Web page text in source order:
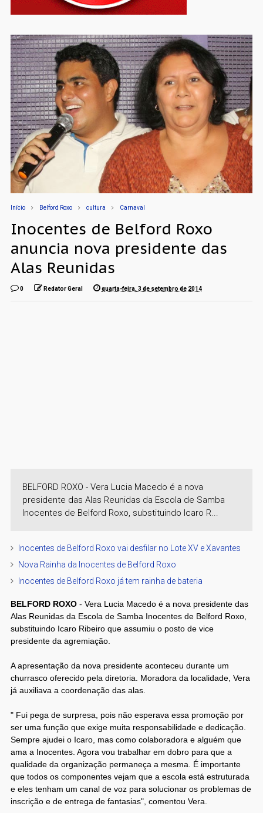
Início Belford Roxo cultura Carnaval
Inocentes de Belford Roxo
anuncia nova presidente das
Alas Reunidas
0 Redator Geral quarta-feira, 3 de setembro de 2014
BELFORD ROXO - Vera Lucia Macedo é a nova
presidente das Alas Reunidas da Escola de Samba
Inocentes de Belford Roxo, substituindo Icaro R...
Inocentes de Belford Roxo vai desfilar no Lote XV e Xavantes
Nova Rainha da Inocentes de Belford Roxo
Inocentes de Belford Roxo já tem rainha de bateria
BELFORD ROXO- Vera Lucia Macedo é a nova presidente das
Alas Reunidas da Escola de Samba Inocentes de Belford Roxo,
substituindo Icaro Ribeiro que assumiu o posto de vice
presidente da agremiação.
A apresentação da nova presidente aconteceu durante um
churrasco oferecido pela diretoria. Moradora da localidade, Vera
já auxiliava a coordenação das alas.
" Fui pega de surpresa, pois não esperava essa promoção por
ser uma função que exige muita responsabilidade e dedicação.
Sempre ajudei o Icaro, mas como colaboradora e alguém que
ama a Inocentes. Agora vou trabalhar em dobro para que a
qualidade da organização permaneça a mesma. É importante
que todos os componentes vejam que a escola está estruturada
e eles tenham um canal de voz para solucionar os problemas de
inscrição e de entrega de fantasias", comentou Vera.